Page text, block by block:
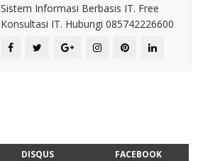
Sistem Informasi Berbasis IT. Free
Konsultasi IT. Hubungi 085742226600
DISQUS FACEBOOK